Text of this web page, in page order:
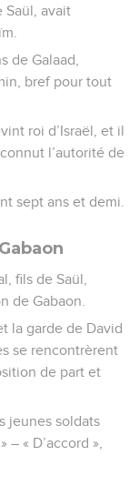
Saül, avait
de Galaad,
bref pour tout
roi d’Israël, et il
l’autorité de
sept ans et demi.
fils de Saül,
de Gabaon.
la garde de David
se rencontrèrent
de part et
jeunes soldats
« D’accord »,